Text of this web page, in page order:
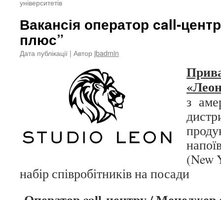
університетів
Вакансія оператор call-
плюс”
Дата публікації | Автор jbadmin
з
(New
набір співробітників на посади